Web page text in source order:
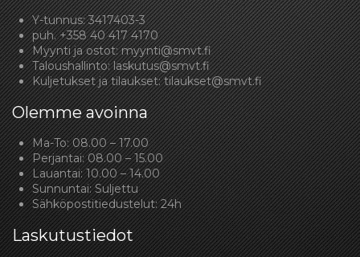
Y-tunnus: 3417403-3
puh.+358 40 417 4170
Myynti ja ostot:myynti@smvt.fi
Taloushallinto:laskutus@smvt.fi
Kuljetukset ja tilaukset:tilaukset@smvt.fi
Olemme avoinna
Ma-To: 08.00 – 17.00
Perjantai: 08.00 – 15.00
Lauantai: 10.00 – 14.00
Sunnuntai: Suljettu
Sähköpostitiedustelut: 24h
Laskutustiedot